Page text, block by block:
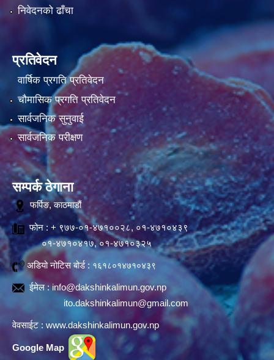
निवेदनको ढाँचा
प्रतिवेदन
वार्षिक प्रगति प्रतिवेदन
चौमासिक प्रगति प्रतिवेदन
सार्वजनिक सुनुवाई
सार्वजनिक परीक्षण
सम्पर्क ठेगाना
फर्पिङ, काठमाडौं
फोन : + ९७७-०१-४७१००२८, ०१-४७१०४३९
०१-४७१०४१७, ०१-४७१०३२५
अडियो नोटिस बोर्ड : १६१८०१४७१०४३९
ईमेल :info@dakshinkalimun.gov.np
ito.dakshinkalimun@gmail.com
वेवसाईट : www.dakshinkalimun.gov.np
Google Map